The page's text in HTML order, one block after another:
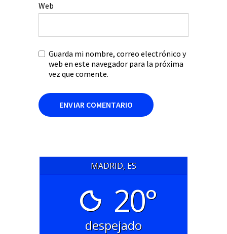
Web
Guarda mi nombre, correo electrónico y
web en este navegador para la próxima
vez que comente.
MADRID, ES
20°
despejado